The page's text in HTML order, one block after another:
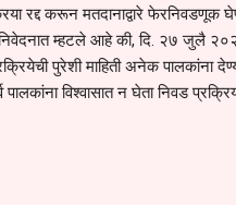
रद्द करून मतदानाद्वारे फेरनिवडणूक
म्हटले आहे की, दि. २७ जुलै
पुरेशी माहिती अनेक पालकांना
विश्वासात न घेता निवड
केली आहे. या निवेदनाच्या प्रती
पाठविण्यात आल्या असून प्रशासन